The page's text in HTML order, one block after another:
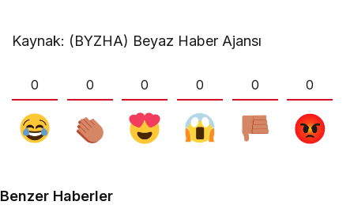
Kaynak: (BYZHA) Beyaz Haber Ajansı
0 0 0 0 0 0
Benzer Haberler